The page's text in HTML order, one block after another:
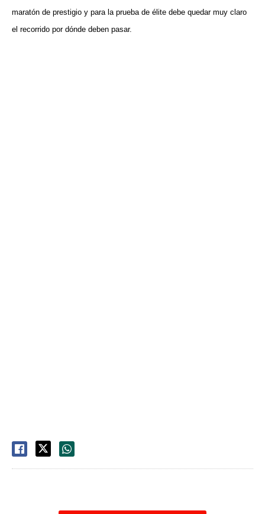
maratón de prestigio y para la prueba de élite debe quedar muy claro
el recorrido por dónde deben pasar.